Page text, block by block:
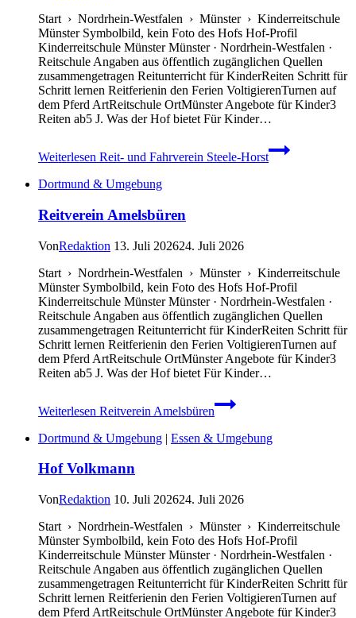
Start › Nordrhein-Westfalen › Münster › Kinderreitschule
Münster Symbolbild, kein Foto des Hofs Hof-Profil
Kinderreitschule Münster Münster · Nordrhein-Westfalen ·
Reitschule Angaben aus öffentlich zugänglichen Quellen
zusammengetragen Reitunterricht für KinderReiten Schritt für
Schritt lernen Reitferienin den Ferien VoltigierenTurnen auf
dem Pferd ArtReitschule OrtMünster Angebote für Kinder3
Reiten ab5 J. Was der Hof bietet Für Kinder…
Weiterlesen Reit- und Fahrverein Steele-Horst
Dortmund & Umgebung
Reitverein Amelsbüren
VonRedaktion 13. Juli 202624. Juli 2026
Start › Nordrhein-Westfalen › Münster › Kinderreitschule
Münster Symbolbild, kein Foto des Hofs Hof-Profil
Kinderreitschule Münster Münster · Nordrhein-Westfalen ·
Reitschule Angaben aus öffentlich zugänglichen Quellen
zusammengetragen Reitunterricht für KinderReiten Schritt für
Schritt lernen Reitferienin den Ferien VoltigierenTurnen auf
dem Pferd ArtReitschule OrtMünster Angebote für Kinder3
Reiten ab5 J. Was der Hof bietet Für Kinder…
Weiterlesen Reitverein Amelsbüren
Dortmund & Umgebung | Essen & Umgebung
Hof Volkmann
VonRedaktion 10. Juli 202624. Juli 2026
Start › Nordrhein-Westfalen › Münster › Kinderreitschule
Münster Symbolbild, kein Foto des Hofs Hof-Profil
Kinderreitschule Münster Münster · Nordrhein-Westfalen ·
Reitschule Angaben aus öffentlich zugänglichen Quellen
zusammengetragen Reitunterricht für KinderReiten Schritt für
Schritt lernen Reitferienin den Ferien VoltigierenTurnen auf
dem Pferd ArtReitschule OrtMünster Angebote für Kinder3